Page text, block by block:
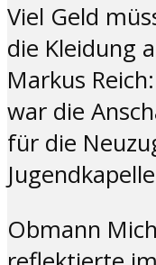
Viel Geld
die Kleidung
Markus
war die
für die
Obmann